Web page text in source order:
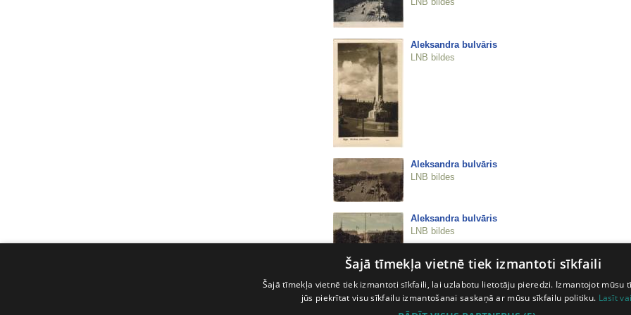
Aleksandra bulvāris
LNB bildes
Aleksandra bulvāris
LNB bildes
Aleksandra bulvāris
LNB bildes
Aleksandra bulvāris
LNB bildes
Šajā tīmekļa vietnē tiek izmantoti sīkfaili
Šajā tīmekļa vietnē tiek izmantoti sīkfaili, lai uzlabotu lietotāju pieredzi. Izmantojot mūsu
jūs piekrītat visu sīkfailu izmantošanai saskaņā ar mūsu sīkfailu politiku. Lasīt